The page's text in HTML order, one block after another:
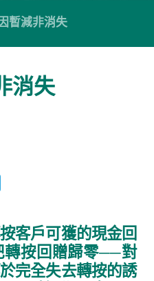
暫減非消失
消失
e
g
r
客戶可獲的現金回
轉按回贈歸零──對
完全失去轉按的誘